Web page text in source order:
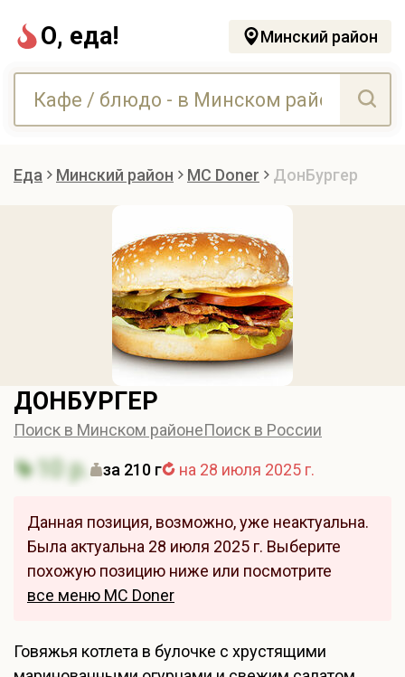
О, еда! Минский район
Еда Минский район MC Doner ДонБургер
ДОНБУРГЕР
Поиск в Минском районеПоиск в России
10 р. за 210 г на 28 июля 2025 г.
Данная позиция, возможно, уже неактуальна.
Была актуальна 28 июля 2025 г. Выберите
похожую позицию ниже или посмотрите
все меню MC Doner
Говяжья котлета в булочке с хрустящими